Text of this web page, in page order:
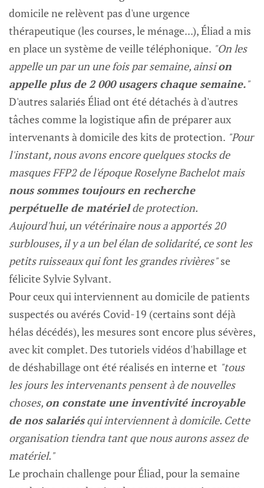
domicile ne relèvent pas d'une urgence
thérapeutique (les courses, le ménage...), Éliad a mis
en place un système de veille téléphonique. "On les
appelle un par un une fois par semaine, ainsion
appelle plus de 2 000 usagers chaque semaine."
D'autres salariés Éliad ont été détachés à d'autres
tâches comme la logistique afin de préparer aux
intervenants à domicile des kits de protection. "Pour
l'instant, nous avons encore quelques stocks de
masques FFP2 de l'époque Roselyne Bachelot mais
nous sommes toujours en recherche
perpétuelle de matérielde protection.
Aujourd'hui, un vétérinaire nous a apportés 20
surblouses, il y a un bel élan de solidarité, ce sont les
petits ruisseaux qui font les grandes rivières"se
félicite Sylvie Sylvant.
Pour ceux qui interviennent au domicile de patients
suspectés ou avérés Covid-19 (certains sont déjà
hélas décédés), les mesures sont encore plus sévères,
avec kit complet. Des tutoriels vidéos d'habillage et
de déshabillage ont été réalisés en interne et "tous
les jours les intervenants pensent à de nouvelles
choses, on constate une inventivité incroyable
de nos salariésqui interviennent à domicile. Cette
organisation tiendra tant que nous aurons assez de
matériel."
Le prochain challenge pour Éliad, pour la semaine